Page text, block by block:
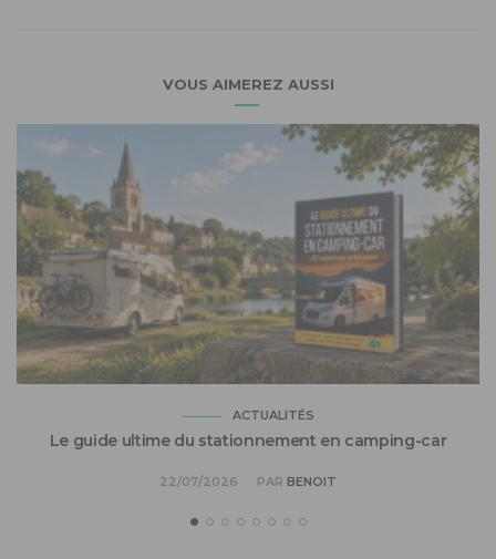
VOUS AIMEREZ AUSSI
ACTUALITÉS
Le guide ultime du stationnement en camping-car
22/07/2026 PAR BENOIT